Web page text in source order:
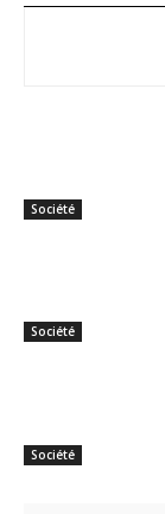
Société
Société
Société